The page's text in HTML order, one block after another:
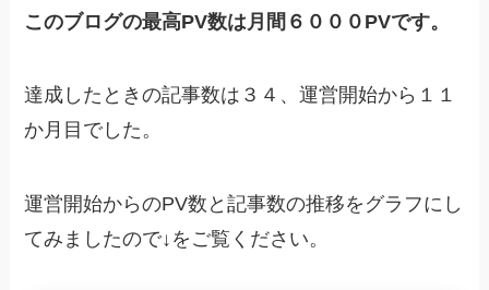
このブログの最高PV数は月間６０００PVです。
達成したときの記事数は３４、運営開始から１１
か月目でした。
運営開始からのPV数と記事数の推移をグラフにし
てみましたので↓をご覧ください。